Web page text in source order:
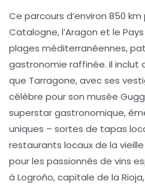
Ce parcours d’environ 850
Catalogne, l’Aragon et le
plages méditerranéennes,
gastronomie raffinée. Il inclut
que Tarragone, avec ses
célèbre pour son musée
superstar gastronomique,
uniques – sortes de tapas
restaurants locauxde la
pour les passionnés de vins
à Logroño, capitale de la